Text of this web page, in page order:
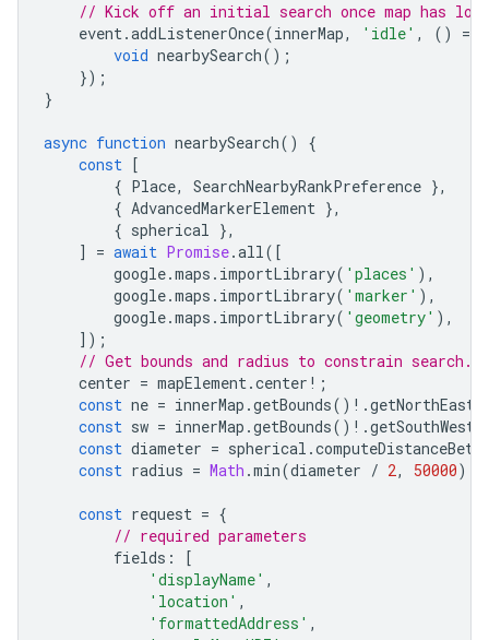
// Kick off an initial search once map has
event.addListenerOnce(innerMap, 'idle' , () =
void nearbySearch();
});
}
async function nearbySearch()
{
const [
{ Place, SearchNearbyRankPreference },
{ AdvancedMarkerElement },
{ spherical },
]
= await Promise.all([
google.maps . importLibrary( 'places' ),
google.maps . importLibrary( 'marker' ),
google.maps . importLibrary( 'geometry' ),
]);
// Get bounds and radius to constrain search.
center = mapElement.center ! ;
const ne = innerMap .getBounds() ! .getNorthEast
const sw = innerMap .getBounds() ! .getSouthWest
const diameter = spherical .
const radius = Math .min(diameter / 2, 50000);
const request = {
// required parameters
fields :
[
'displayName' ,
'location' ,
'formattedAddress' ,